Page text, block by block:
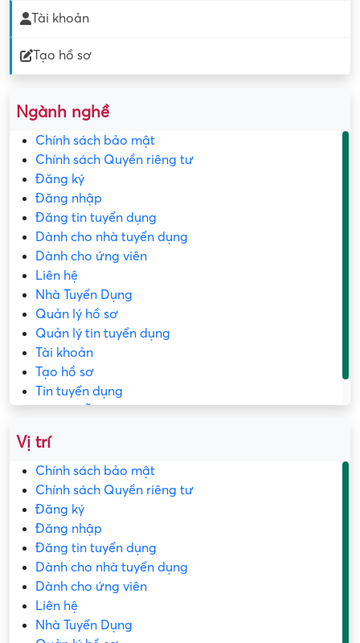
Tài khoản
Tạo hồ sơ
Ngành nghề
Chính sách bảo mật
Chính sách Quyền riêng tư
Đăng ký
Đăng nhập
Đăng tin tuyển dụng
Dành cho nhà tuyển dụng
Dành cho ứng viên
Liên hệ
Nhà Tuyển Dụng
Quản lý hồ sơ
Quản lý tin tuyển dụng
Tài khoản
Tạo hồ sơ
Tin tuyển dụng
Vị trí
Chính sách bảo mật
Chính sách Quyền riêng tư
Đăng ký
Đăng nhập
Đăng tin tuyển dụng
Dành cho nhà tuyển dụng
Dành cho ứng viên
Liên hệ
Nhà Tuyển Dụng